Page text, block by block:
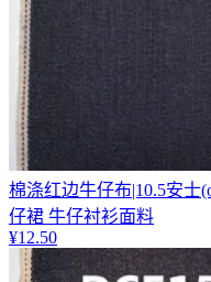
棉涤红边牛仔布|10.5安士
仔裙 牛仔衬衫面料
¥12.50